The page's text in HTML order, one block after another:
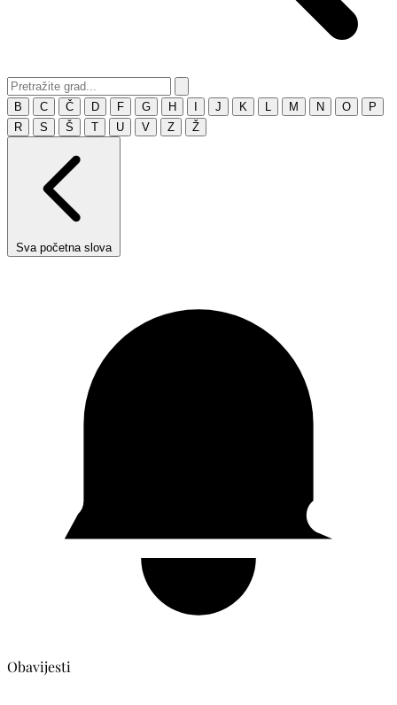
B C Č D F G H J K M N O
P
R
S Š T U V Z Ž
Sva početna slova
Obavijesti